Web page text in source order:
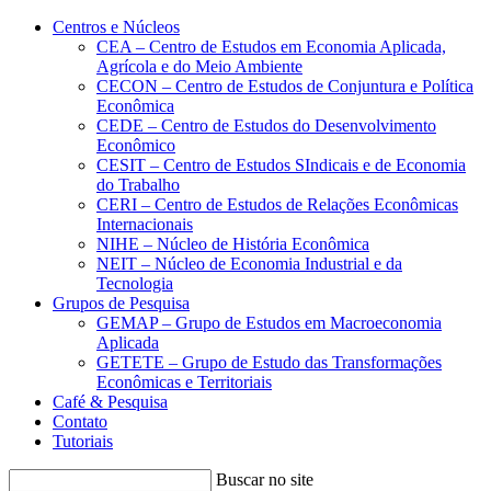
Conteúdo principal Menu principal
Centros e Núcleos
CEA – Centro de Estudos em Economia Aplicada,
Agrícola e do Meio Ambiente
CECON – Centro de Estudos de Conjuntura e Política
Econômica
CEDE – Centro de Estudos do Desenvolvimento
Econômico
CESIT – Centro de Estudos SIndicais e de Economia
do Trabalho
CERI – Centro de Estudos de Relações Econômicas
Internacionais
NIHE – Núcleo de História Econômica
NEIT – Núcleo de Economia Industrial e da
Tecnologia
Grupos de Pesquisa
GEMAP – Grupo de Estudos em Macroeconomia
Aplicada
GETETE – Grupo de Estudo das Transformações
Econômicas e Territoriais
Café & Pesquisa
Contato
Tutoriais
Buscar no site